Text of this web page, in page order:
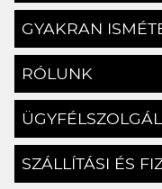
GYAKRAN
RÓLUNK
SZÁLLÍTÁSI ÉS